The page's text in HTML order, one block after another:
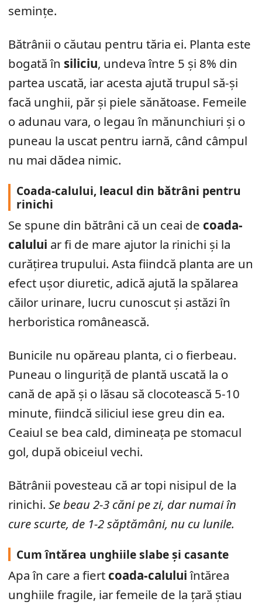
semințe.
Bătrânii o căutau pentru tăria ei. Planta este
bogată în siliciu, undeva între 5 și 8% din
partea uscată, iar acesta ajută trupul să-și
facă unghii, păr și piele sănătoase. Femeile
o adunau vara, o legau în mănunchiuri și o
puneau la uscat pentru iarnă, când câmpul
nu mai dădea nimic.
Coada-calului, leacul din bătrâni pentru
rinichi
Se spune din bătrâni că un ceai de coada-
calului ar fi de mare ajutor la rinichi și la
curățirea trupului. Asta fiindcă planta are un
efect ușor diuretic, adică ajută la spălarea
căilor urinare, lucru cunoscut și astăzi în
herboristica românească.
Bunicile nu opăreau planta, ci o fierbeau.
Puneau o linguriță de plantă uscată la o
cană de apă și o lăsau să clocotească 5-10
minute, fiindcă siliciul iese greu din ea.
Ceaiul se bea cald, dimineața pe stomacul
gol, după obiceiul vechi.
Bătrânii povesteau că ar topi nisipul de la
rinichi. Se beau 2-3 căni pe zi, dar numai în
cure scurte, de 1-2 săptămâni, nu cu lunile.
Cum întărea unghiile slabe și casante
Apa în care a fiert coada-caluluiîntărea
unghiile fragile, iar femeile de la țară știau